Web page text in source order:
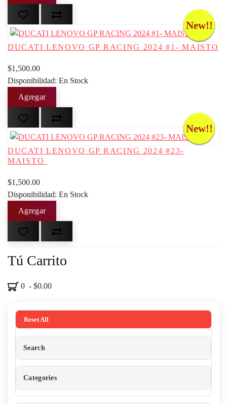
New!!
DUCATI LENOVO GP RACING 2024 #1- MAISTO
$1,500.00
Disponibilidad: En Stock
New!!
DUCATI LENOVO GP RACING 2024 #23-
MAISTO
$1,500.00
Disponibilidad: En Stock
Tú Carrito
0 - $0.00
Reset All
Search
Categories